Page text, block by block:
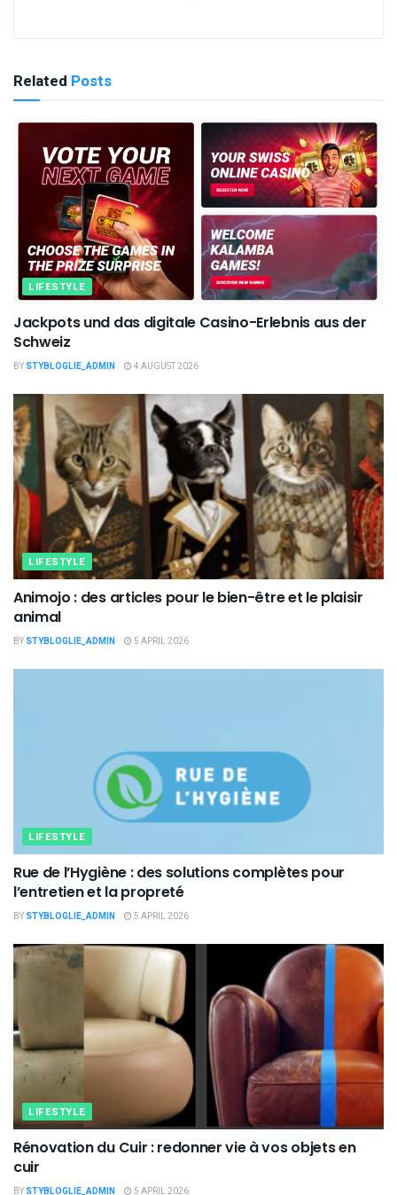
Related Posts
LIFESTYLE
Jackpots und das digitale Casino-Erlebnis aus der
Schweiz
BY STYBLOGLIE_ADMIN 4 AUGUST 2026
LIFESTYLE
Animojo : des articles pour le bien-être et le plaisir
animal
BY STYBLOGLIE_ADMIN 5 APRIL 2026
LIFESTYLE
Rue de l’Hygiène : des solutions complètes pour
l’entretien et la propreté
BY STYBLOGLIE_ADMIN 5 APRIL 2026
LIFESTYLE
Rénovation du Cuir : redonner vie à vos objets en
cuir
BY STYBLOGLIE_ADMIN 5 APRIL 2026